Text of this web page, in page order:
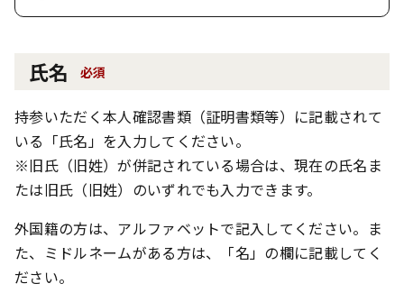
氏名 必須
持参いただく本人確認書類（証明書類等）に記載されて
いる「氏名」を入力してください。
※旧氏（旧姓）が併記されている場合は、現在の氏名ま
たは旧氏（旧姓）のいずれでも入力できます。
外国籍の方は、アルファベットで記入してください。ま
た、ミドルネームがある方は、「名」の欄に記載してく
ださい。